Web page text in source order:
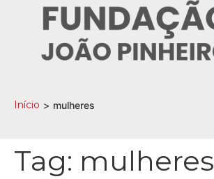
Início > mulheres
Tag: mulheres